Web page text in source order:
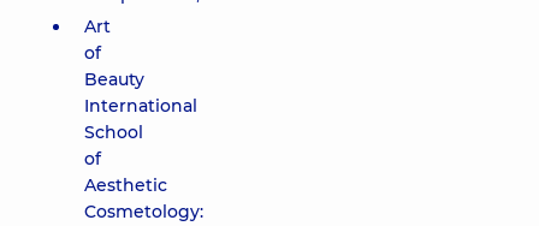
Art
of
Beauty
International
School
of
Aesthetic
Cosmetology: